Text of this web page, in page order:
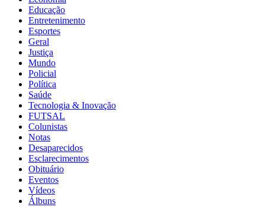
Educação
Entretenimento
Esportes
Geral
Justiça
Mundo
Policial
Política
Saúde
Tecnologia & Inovação
FUTSAL
Colunistas
Notas
Desaparecidos
Esclarecimentos
Obituário
Eventos
Vídeos
Álbuns